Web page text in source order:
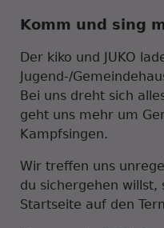
Komm und sing
Der kiko und JUKO
Jugend-/
Bei uns dreht sich
geht uns mehr um
Kampfsingen.
Wir treffen uns
du sichergehen
Startseite auf den